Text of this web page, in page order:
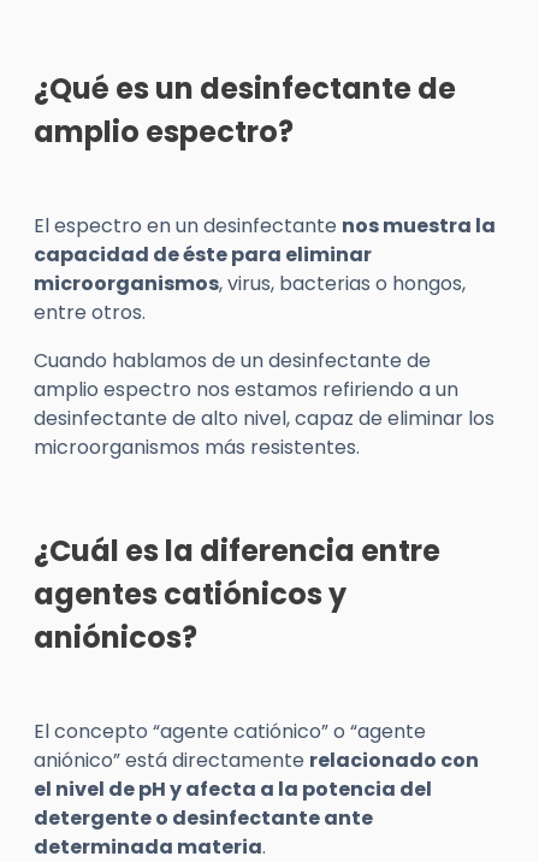
¿Qué es un desinfectante de
amplio espectro?
El espectro en un desinfectante nos muestra la
capacidad de éste para eliminar
microorganismos, virus, bacterias o hongos,
entre otros.
Cuando hablamos de un desinfectante de
amplio espectro nos estamos refiriendo a un
desinfectante de alto nivel, capaz de eliminar los
microorganismos más resistentes.
¿Cuál es la diferencia entre
agentes catiónicos y
aniónicos?
El concepto “agente catiónico” o “agente
aniónico” está directamente relacionado con
el nivel de pH y afecta a la potencia del
detergente o desinfectante ante
determinada materia.